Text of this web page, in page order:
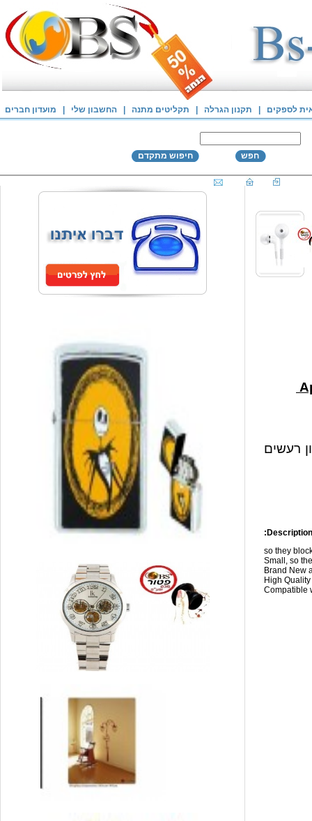
לספקים תקנון הגרלה תקליטים מתנה החשבון שלי מועדון חברים
חפש חיפוש מתקדם
רעשים
so they
Small, so
Brand New
High
Compatible